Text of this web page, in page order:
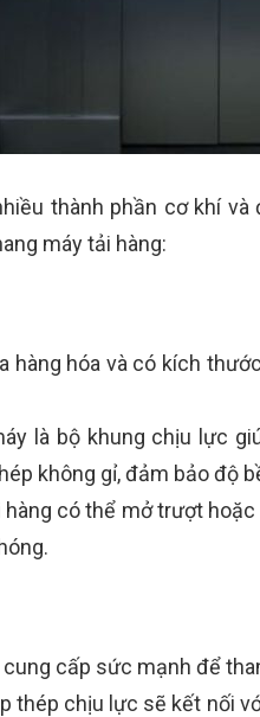
thành phần cơ khí
máy tải hàng:
hàng hóa và có kích
là bộ khung chịu lực
không gỉ, đảm bảo độ
hàng có thể mở trượt
cấp sức mạnh để
thép chịu lực sẽ kết nối